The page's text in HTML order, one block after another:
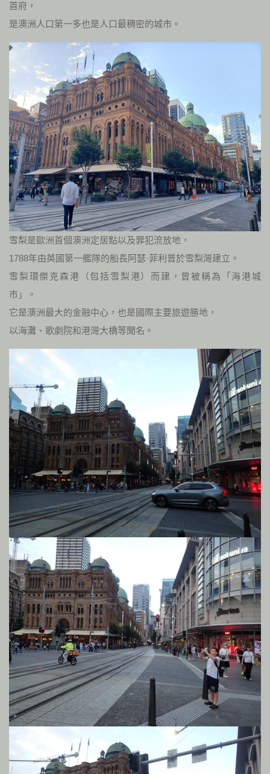
首府，
是澳洲人口第一多也是人口最稠密的城市。
雪梨是歐洲首個澳洲定居點以及罪犯流放地，
1788年由英國第一艦隊的船長阿瑟·菲利普於雪梨灣建立。
雪梨環傑克森港（包括雪梨港）而建，曾被稱為「海港城
市」。
它是澳洲最大的金融中心，也是國際主要旅遊勝地，
以海灘、歌劇院和港灣大橋等聞名。